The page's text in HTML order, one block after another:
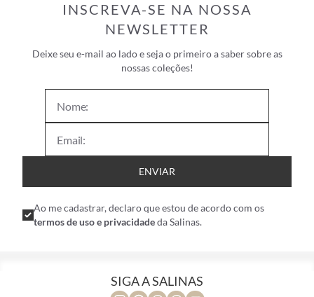
INSCREVA-SE NA NOSSA
NEWSLETTER
Deixe seu e-mail ao lado e seja o primeiro a saber sobre as
nossas coleções!
ENVIAR
Ao me cadastrar, declaro que estou de acordo com os
termos de uso e privacidadeda Salinas.
SIGA A SALINAS